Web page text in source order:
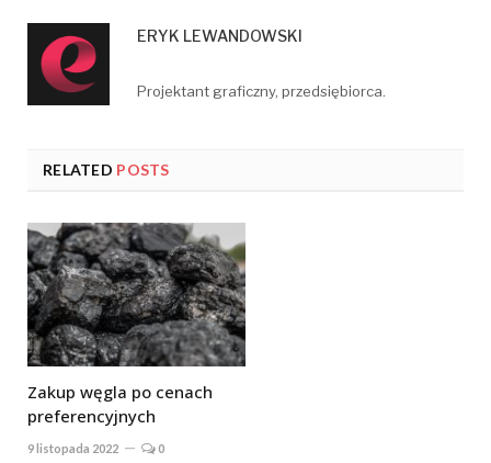
ERYK LEWANDOWSKI
Projektant graficzny, przedsiębiorca.
RELATED POSTS
Zakup węgla po cenach
preferencyjnych
9 listopada 2022 0